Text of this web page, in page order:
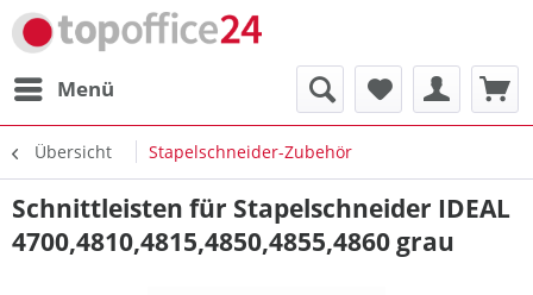
Menü
Übersicht Stapelschneider-Zubehör
Schnittleisten für Stapelschneider IDEAL
4700,4810,4815,4850,4855,4860 grau